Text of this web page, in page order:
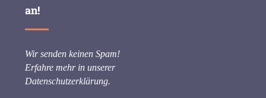
an!
Wir senden keinen Spam!
Erfahre mehr in unserer
Datenschutzerklärung.